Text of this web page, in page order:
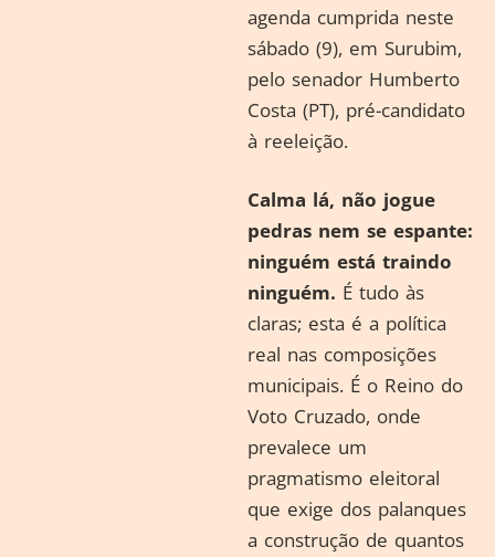
agenda cumprida neste
sábado (9), em Surubim,
pelo senador Humberto
Costa (PT), pré-candidato
à reeleição.
Calma lá, não jogue
pedras nem se espante:
ninguém está traindo
ninguém. É tudo às
claras; esta é a política
real nas composições
municipais. É o Reino do
Voto Cruzado, onde
prevalece um
pragmatismo eleitoral
que exige dos palanques
a construção de quantos